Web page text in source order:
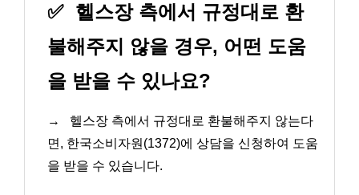
✅ 헬스장 측에서 규정대로 환
불해주지 않을 경우, 어떤 도움
을 받을 수 있나요?
→
헬스장 측에서 규정대로 환불해주지 않는다
면, 한국소비자원(1372)에 상담을 신청하여 도움
을 받을 수 있습니다.